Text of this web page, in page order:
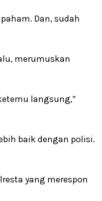
Dan, sudah
merumuskan
langsung,”
baik dengan polisi.
yang merespon